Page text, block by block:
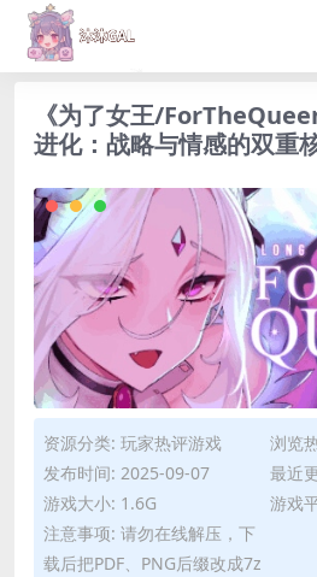
《为了女王/
进化：战略与情感的双重
资源分类: 玩家热评游戏
浏览
发布时间: 2025-09-07
最近
游戏大小: 1.6G
游戏
注意事项: 请勿在线解压，下
载后把PDF、PNG后缀改成7z